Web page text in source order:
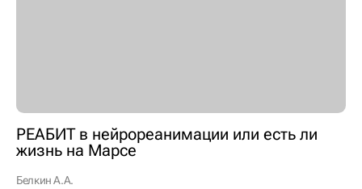
РЕАБИТ в нейрореанимации или есть ли
жизнь на Марсе
Белкин А.А.